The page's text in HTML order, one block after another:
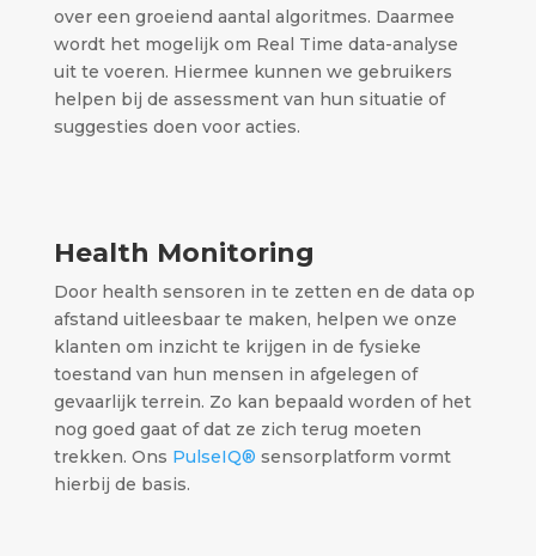
over een groeiend aantal algoritmes. Daarmee
wordt het mogelijk om Real Time data-analyse
uit te voeren. Hiermee kunnen we gebruikers
helpen bij de assessment van hun situatie of
suggesties doen voor acties.
Health Monitoring
Door health sensoren in te zetten en de data op
afstand uitleesbaar te maken, helpen we onze
klanten om inzicht te krijgen in de fysieke
toestand van hun mensen in afgelegen of
gevaarlijk terrein. Zo kan bepaald worden of het
nog goed gaat of dat ze zich terug moeten
trekken. Ons PulseIQ® sensorplatform vormt
hierbij de basis.